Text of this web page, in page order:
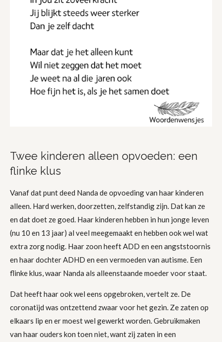
Twee kinderen alleen opvoeden: een
flinke klus
Vanaf dat punt deed Nanda de opvoeding van haar kinderen
alleen. Hard werken, doorzetten, zelfstandig zijn. Dat kan ze
en dat doet ze goed. Haar kinderen hebben in hun jonge leven
(nu 10 en 13 jaar) al veel meegemaakt en hebben ook wel wat
extra zorg nodig. Haar zoon heeft ADD en een angststoornis
en haar dochter ADHD en een vermoeden van autisme. Een
flinke klus, waar Nanda als alleenstaande moeder voor staat.
Dat heeft haar ook wel eens opgebroken, vertelt ze. De
coronatijd was ontzettend zwaar voor het gezin. Ze zaten op
elkaars lip en er moest wel gewerkt worden. Gebruikmaken
van haar ouders kon toen niet, want zij zaten in een